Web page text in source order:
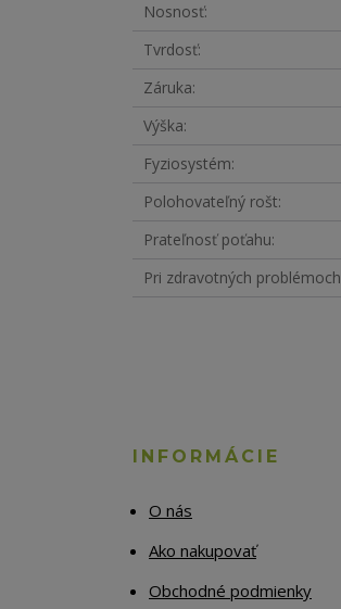
Nosnosť
Tvrdosť
Záruka
Výška
Fyziosystém
Polohovateľný rošt
Prateľnosť poťahu
Pri zdravotných problémoch
INFORMÁCIE
O nás
Ako nakupovať
Obchodné podmienky